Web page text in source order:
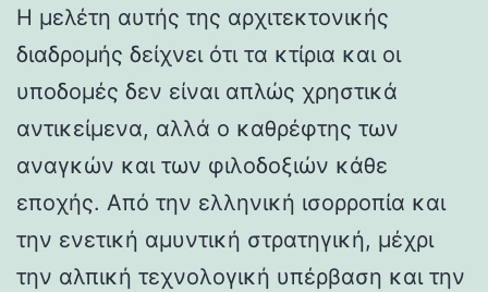
Η μελέτη αυτής της αρχιτεκτονικής
διαδρομής δείχνει ότι τα κτίρια και οι
υποδομές δεν είναι απλώς χρηστικά
αντικείμενα, αλλά ο καθρέφτης των
αναγκών και των φιλοδοξιών κάθε
εποχής. Από την ελληνική ισορροπία και
την ενετική αμυντική στρατηγική, μέχρι
την αλπική τεχνολογική υπέρβαση και την